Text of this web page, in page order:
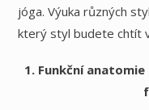
jóga. Výuka různých
který styl budete chtít
1. Funkční